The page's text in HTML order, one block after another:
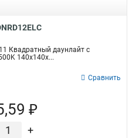
Квадратный даунлайт с
140x140x...
Сравнить
₽
+